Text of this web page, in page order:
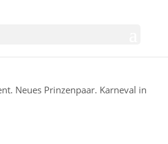
Neues Prinzenpaar. Karneval in